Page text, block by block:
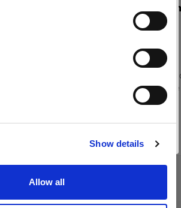
Show details
Allow all
Visiter le site
Grid 180 mm
Nids
Reflector ou
À partir de